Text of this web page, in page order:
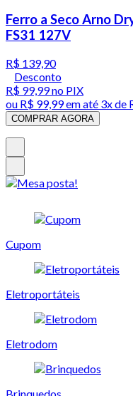
Ferro a Seco Arno
FS31 127V
R$ 139,90
Desconto
R$ 99,99no PIX
ou R$ 99,99em até 3x de
COMPRAR AGORA
Cupom
Eletroportáteis
Eletrodom